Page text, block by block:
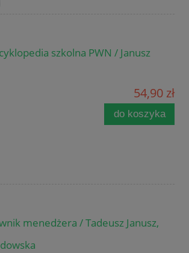
szkolna PWN / Janusz
54,90 zł
do koszyka
menedżera / Tadeusz Janusz,